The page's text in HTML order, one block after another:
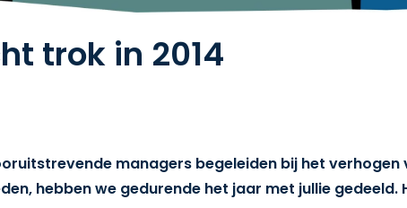
trok in 2014
managers begeleiden bij het verhogen
hebben we gedurende het jaar met jullie gedeeld.